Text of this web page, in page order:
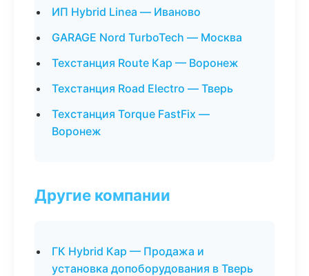
ИП Hybrid Linea — Иваново
GARAGE Nord TurboTech — Москва
Техстанция Route Кар — Воронеж
Техстанция Road Electro — Тверь
Техстанция Torque FastFix —
Воронеж
Другие компании
ГК Hybrid Кар — Продажа и
установка допоборудования в Тверь